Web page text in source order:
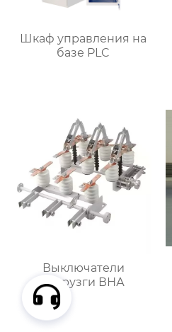
Шкаф управления на
базе PLC
Выключатели
нагрузги ВНА